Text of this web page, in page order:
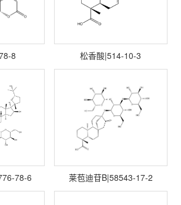
8 松香酸|514-10-3
78-6 莱苞迪苷B|58543-17-2